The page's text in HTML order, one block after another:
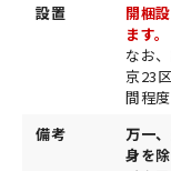
設置
開梱
ます
なお
京23
間程
備考
万一
身を